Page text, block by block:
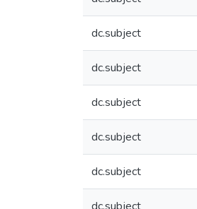
dc.subject
dc.subject
dc.subject
dc.subject
dc.subject